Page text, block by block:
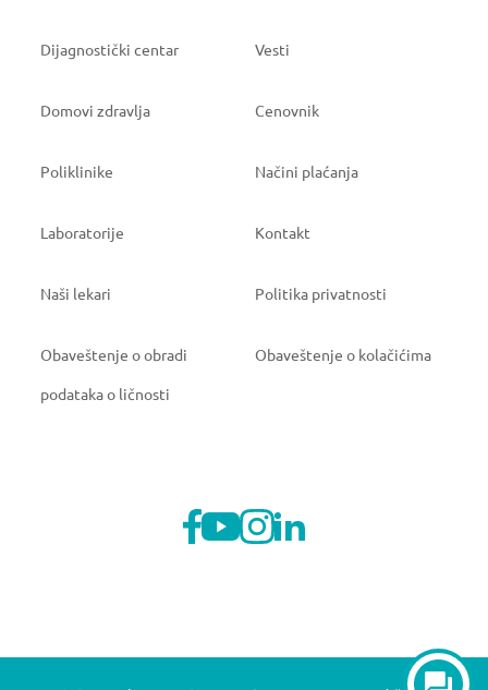
Dijagnostički centar Vesti
Domovi zdravlja Cenovnik
Poliklinike Načini plaćanja
Laboratorije Kontakt
Naši lekari Politika privatnosti
Obaveštenje o obradi
podataka o ličnosti
Obaveštenje o kolačićima